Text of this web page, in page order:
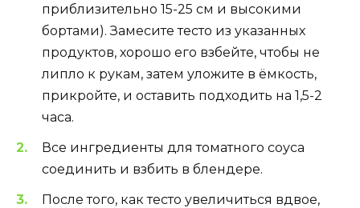
приблизительно 15-25 см и высокими
бортами). Замесите тесто из указанных
продуктов, хорошо его взбейте, чтобы не
липло к рукам, затем уложите в ёмкость,
прикройте, и оставить подходить на 1,5-2
часа.
Все ингредиенты для томатного соуса
соединить и взбить в блендере.
После того, как тесто увеличиться вдвое,